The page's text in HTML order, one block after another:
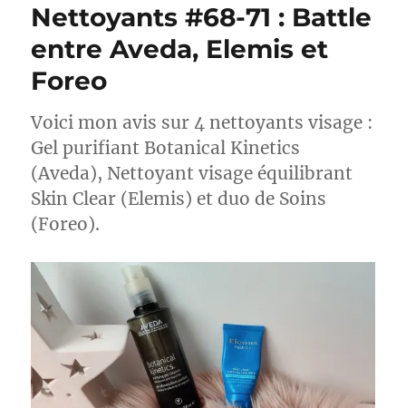
#51-
Dr.
Melvita
Nettoyants #68-71 : Battle
entre Aveda, Elemis et
Foreo
Voici mon avis sur 4 nettoyants visage :
Gel purifiant Botanical Kinetics
(Aveda), Nettoyant visage équilibrant
Skin Clear (Elemis) et duo de Soins
(Foreo).